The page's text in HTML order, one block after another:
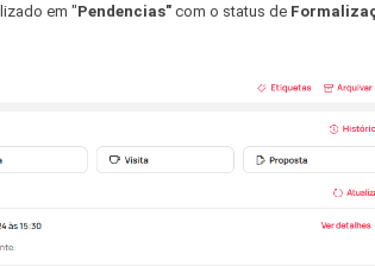
em "Pendencias" com o status de